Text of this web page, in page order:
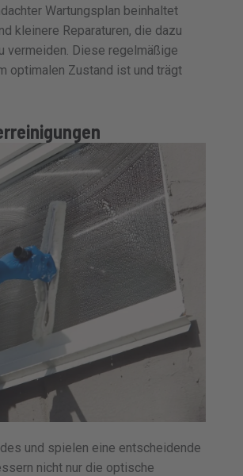
Wartungsplan beinhaltet
kleinere Reparaturen, die dazu
vermeiden. Diese regelmäßige
optimalen Zustand ist und trägt
und spielen eine entscheidende
nicht nur die optische